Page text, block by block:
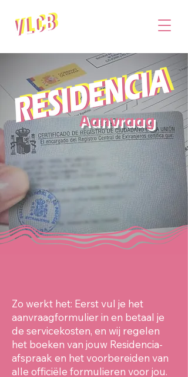
Aanvraag
Zo werkt het: Eerst vul je het
aanvraagformulier in en betaal je
de servicekosten, en wij regelen
het boeken van jouw Residencia-
afspraak en het voorbereiden van
alle officiële formulieren voor jou.